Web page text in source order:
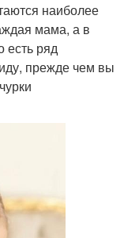
наиболее
мама, а в
есть ряд
прежде чем вы